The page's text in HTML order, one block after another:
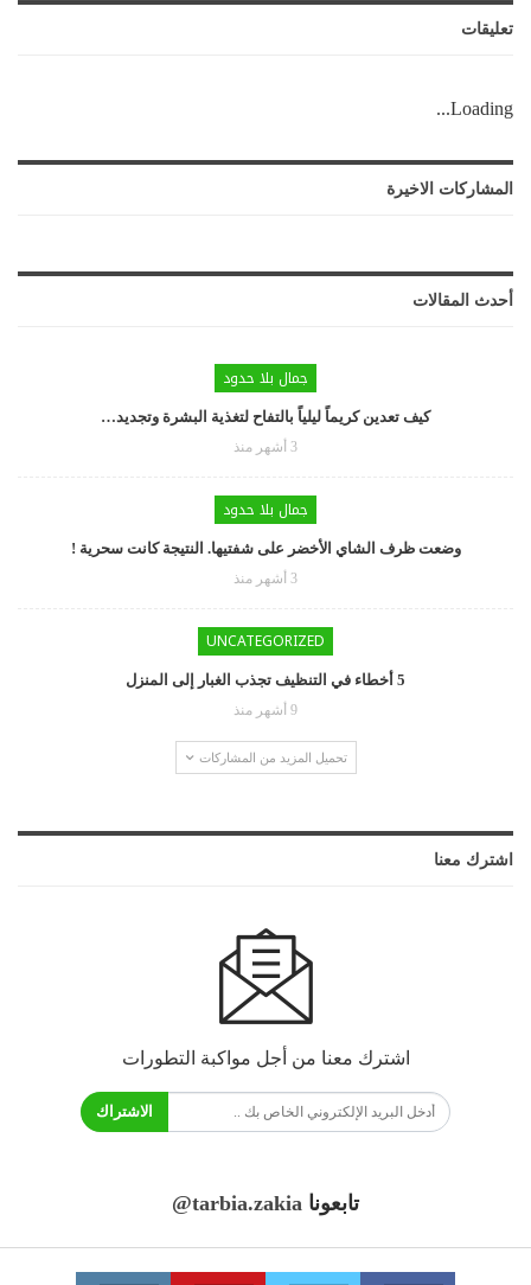
تعليقات
Loading...
المشاركات الاخيرة
أحدث المقالات
جمال بلا حدود
كيف تعدين كريماً ليلياً بالتفاح لتغذية البشرة وتجديد…
3 أشهر منذ
جمال بلا حدود
وضعت ظرف الشاي الأخضر على شفتيها. النتيجة كانت سحرية !
3 أشهر منذ
UNCATEGORIZED
5 أخطاء في التنظيف تجذب الغبار إلى المنزل
9 أشهر منذ
تحميل المزيد من المشاركات
اشترك معنا
اشترك معنا من أجل مواكبة التطورات
الاشتراك
تابعونا @tarbia.zakia